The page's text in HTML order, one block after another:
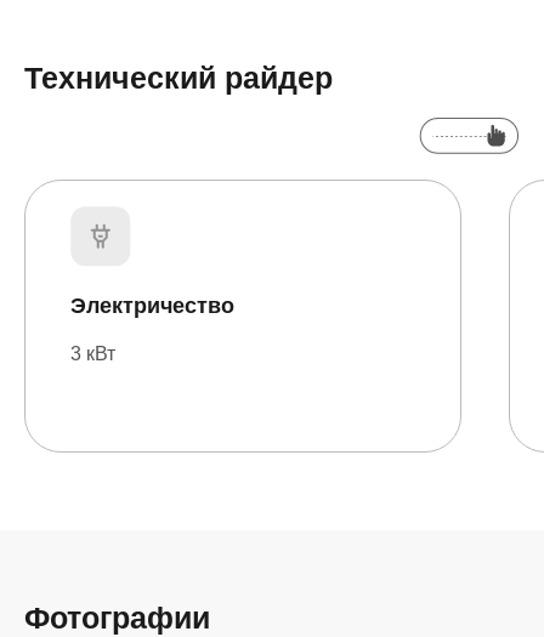
Технический райдер
Электричество
3 кВт
Фотографии